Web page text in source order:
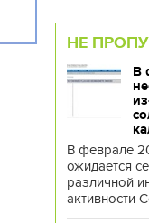
НЕ
В
В феврале
ожидается
различной
активности